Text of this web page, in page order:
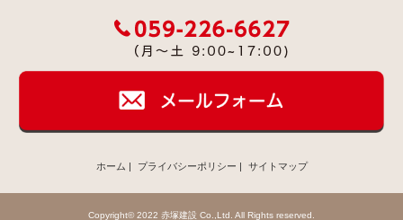
ホーム | プライバシーポリシー | サイトマップ
Copyright© 2022 赤塚建設 Co.,Ltd. All Rights reserved.